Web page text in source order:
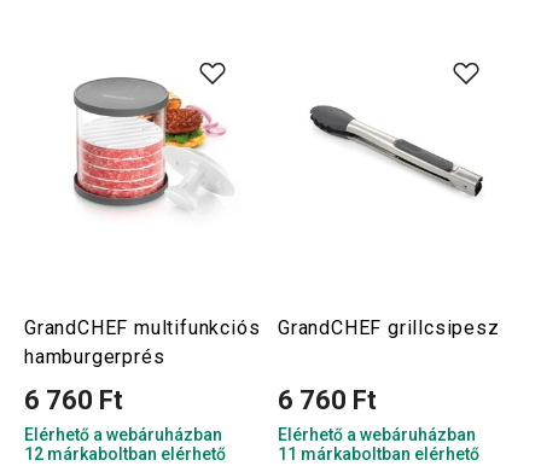
GrandCHEF multifunkciós
hamburgerprés
6 760 Ft
Elérhető a webáruházban
12 márkaboltban elérhető
GrandCHEF grillcsipesz
6 760 Ft
Elérhető a webáruházban
11 márkaboltban elérhető